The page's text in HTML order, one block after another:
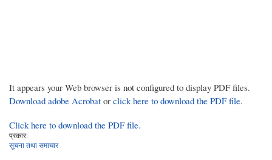
It appears your Web browser is not configured to display PDF files.
Download adobe Acrobat or click here to download the PDF file.
Click here to download the PDF file.
प्रकार:
सूचना तथा समाचार